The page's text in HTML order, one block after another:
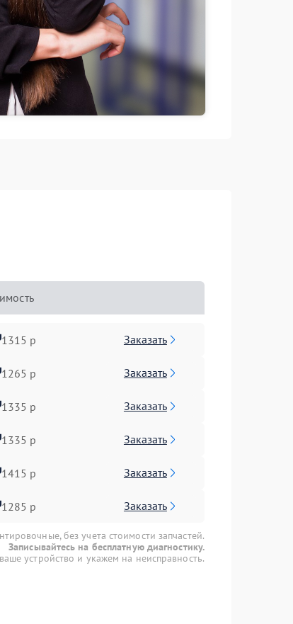
1315 р Заказать
1265 р Заказать
1335 р Заказать
1335 р Заказать
1415 р Заказать
1285 р Заказать
без учета стоимости запчастей.
Записывайтесь на бесплатную диагностику.
устройство и укажем на неисправность.